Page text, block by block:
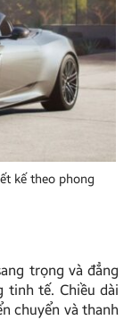
kế theo phong
trọng và đẳng
tinh tế. Chiều dài
chuyển và thanh